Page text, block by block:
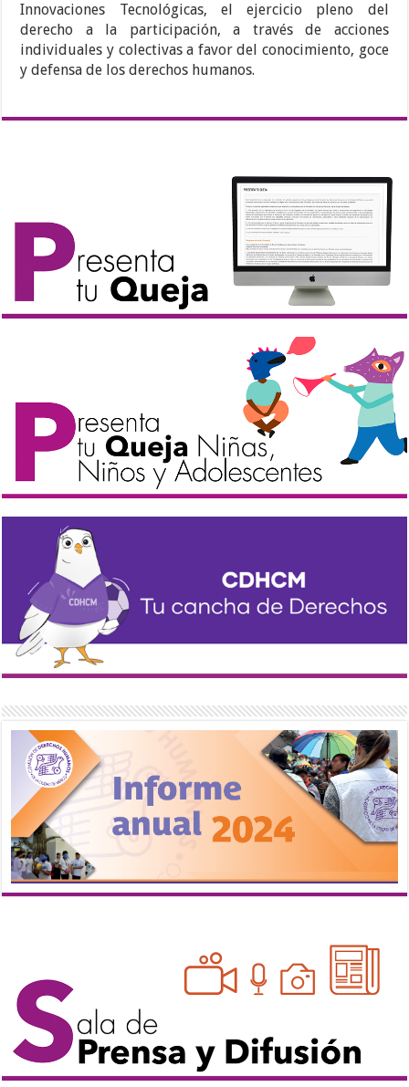
Innovaciones Tecnológicas, el ejercicio pleno del
derecho a la participación, a través de acciones
individuales y colectivas a favor del conocimiento, goce
y defensa de los derechos humanos.